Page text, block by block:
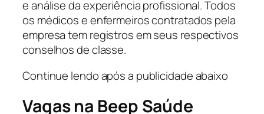
e análise da experiência profissional. Todos
os médicos e enfermeiros contratados pela
empresa tem registros em seus respectivos
conselhos de classe.
Continue lendo após a publicidade abaixo
Vagas na Beep Saúde